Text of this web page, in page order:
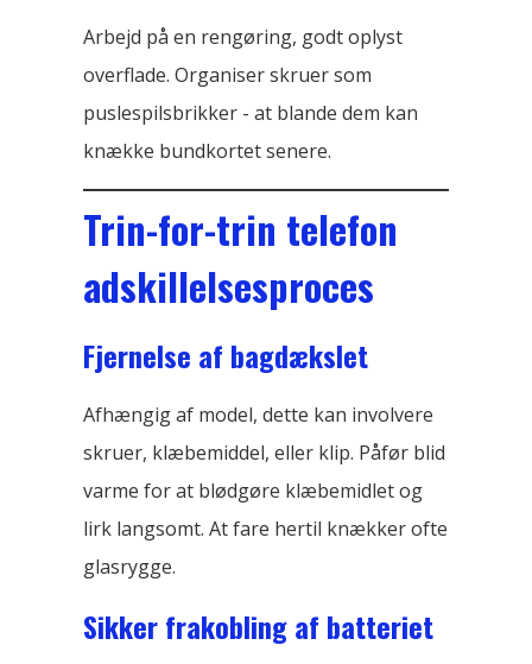
Arbejd på en rengøring, godt oplyst
overflade. Organiser skruer som
puslespilsbrikker - at blande dem kan
knække bundkortet senere.
Trin-for-trin telefon
adskillelsesproces
Fjernelse af bagdækslet
Afhængig af model, dette kan involvere
skruer, klæbemiddel, eller klip. Påfør blid
varme for at blødgøre klæbemidlet og
lirk langsomt. At fare hertil knækker ofte
glasrygge.
Sikker frakobling af batteriet